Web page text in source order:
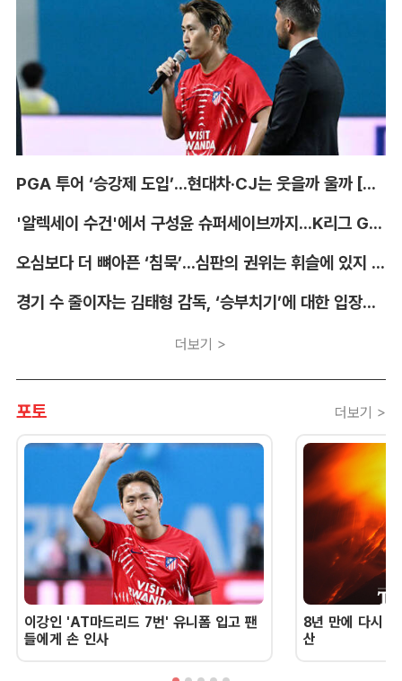
PGA 투어 ‘승강제 도입’...현대차·CJ는 웃을까 울까 [박호윤의 IN&OUT]
'알렉세이 수건'에서 구성윤 슈퍼세이브까지...K리그 GK '상전벽해' [이영규의 비욘더매치]
오심보다 더 뼈아픈 ‘침묵’...심판의 권위는 휘슬에 있지 않다 [박순규의 창]
경기 수 줄이자는 김태형 감독, ‘승부치기’에 대한 입장부터 밝혀야 [김대호의 야구생각]
더보기 >
포토 더보기 >
이강인 'AT마드리드 7번' 유니폼 입고 팬
들에게 손 인사
8년 만에 다시
산